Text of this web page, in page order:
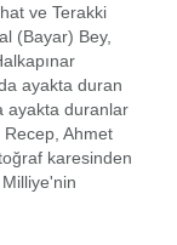
ve Terakki
(Bayar) Bey,
ayakta duran
ayakta duranlar
Ahmet
karesinden